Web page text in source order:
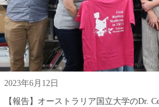
2023年6月12日
【報告】オーストラリア国立大学のDr.